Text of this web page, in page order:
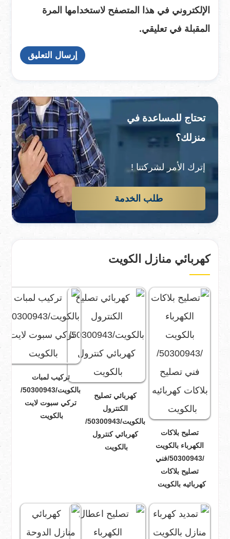
الإلكتروني في هذا المتصفح لاستخدامها المرة
المقبلة في تعليقي.
تحتاج للمساعدة في
منزلك؟
إترك الأمر لشركتنا !
طلب الخدمة
كهربائي منازل الكويت
تصليح بلاكات
الكهرباء بالكويت
/50300943/فني
تصليح بلاكات
كهربائيه بالكويت
كهربائي تصليح
الكنترول
بالكويت/50300943/
كهربائي كنترول
بالكويت
تركيب لمبات
بالكويت/50300943/
تركي سبوت لايت
بالكويت